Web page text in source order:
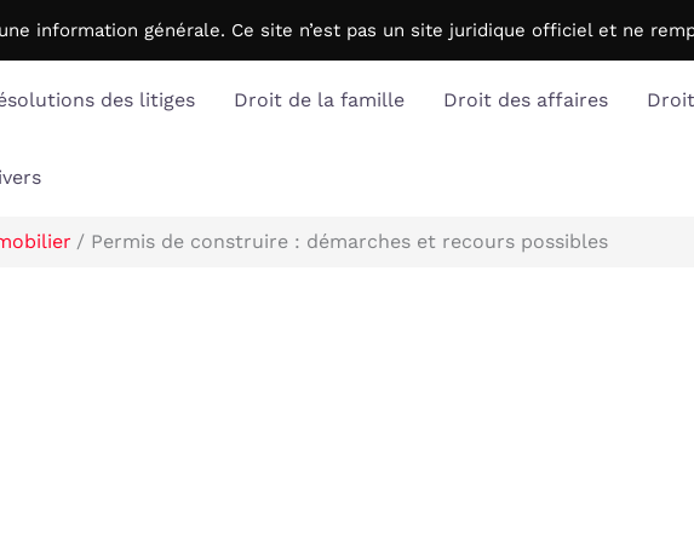
information générale. Ce site n’est pas un site juridique officiel et ne
des litiges Droit de la famille Droit des affaires
Permis de construire : démarches et recours possibles